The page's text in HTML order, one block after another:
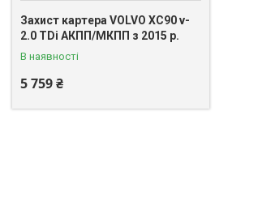
Захист картера VOLVO XC90 v-
2.0 TDi АКПП/МКПП з 2015 р.
В наявності
5 759 ₴